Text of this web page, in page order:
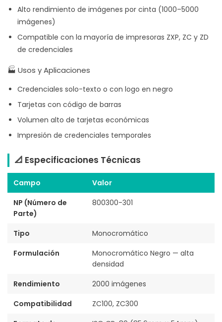
Alto rendimiento de imágenes por cinta (1000–5000
imágenes)
Compatible con la mayoría de impresoras ZXP, ZC y ZD
de credenciales
🏭 Usos y Aplicaciones
Credenciales solo-texto o con logo en negro
Tarjetas con código de barras
Volumen alto de tarjetas económicas
Impresión de credenciales temporales
📐 Especificaciones Técnicas
Campo
Valor
NP (Número de
Parte)
800300-301
Tipo
Monocromático
Formulación
Monocromático Negro — alta
densidad
Rendimiento
2000 imágenes
Compatibilidad
ZC100, ZC300